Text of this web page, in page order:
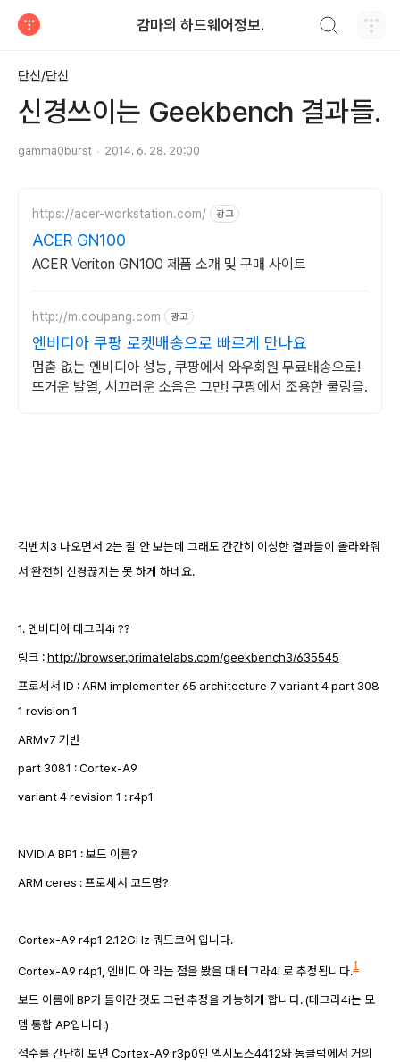
감마의 하드웨어정보.
단신/단신
신경쓰이는 Geekbench 결과들.
gamma0burst 2014. 6. 28. 20:00
https://acer-workstation.com/ 광고
ACER GN100
ACER Veriton GN100 제품 소개 및 구매 사이트
http://m.coupang.com 광고
엔비디아 쿠팡 로켓배송으로 빠르게 만나요
멈춤 없는 엔비디아 성능, 쿠팡에서 와우회원 무료배송으로!
뜨거운 발열, 시끄러운 소음은 그만! 쿠팡에서 조용한 쿨링을.
긱벤치3 나오면서 2는 잘 안 보는데 그래도 간간히 이상한 결과들이 올라와줘
서 완전히 신경끊지는 못 하게 하네요.
1. 엔비디아 테그라4i ??
링크 :http://browser.primatelabs.com/geekbench3/635545
프로세서 ID : ARM implementer 65 architecture 7 variant 4 part 308
1 revision 1
ARMv7 기반
part 3081 : Cortex-A9
variant 4revision 1 : r4p1
NVIDIA BP1 : 보드 이름?
ARM ceres : 프로세서 코드명?
Cortex-A9 r4p1 2.12GHz 쿼드코어 입니다.
Cortex-A9 r4p1, 엔비디아 라는 점을 봤을 때 테그라4i 로 추정됩니다.1
보드 이름에 BP가 들어간 것도 그런 추정을 가능하게 합니다.(테그라4i는 모
뎀 통합 AP입니다.)
점수를 간단히 보면 Cortex-A9 r3p0인 엑시노스4412와 동클럭에서 거의